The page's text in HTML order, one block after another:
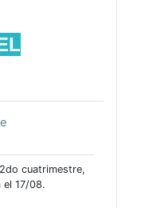
cuatrimestre,
el 17/08.